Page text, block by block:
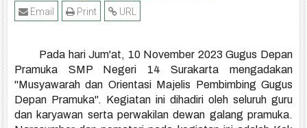
URL
Print
Email
Pada hari Jum'at, 10 November 2023 Gugus Depan
Pramuka SMP Negeri 14 Surakarta mengadakan
"Musyawarah dan Orientasi Majelis Pembimbing Gugus
Depan Pramuka". Kegiatan ini dihadiri oleh seluruh guru
dan karyawan serta perwakilan dewan galang pramuka.